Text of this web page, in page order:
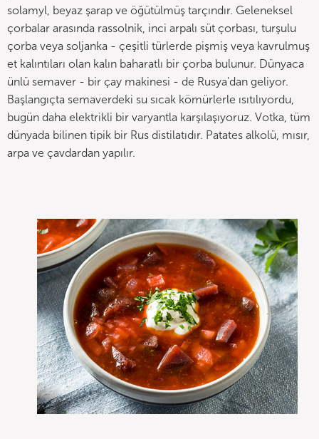
solamyl, beyaz şarap ve öğütülmüş tarçındır. Geleneksel
çorbalar arasında rassolnik, inci arpalı süt çorbası, turşulu
çorba veya soljanka - çeşitli türlerde pişmiş veya kavrulmuş
et kalıntıları olan kalın baharatlı bir çorba bulunur. Dünyaca
ünlü semaver - bir çay makinesi - de Rusya'dan geliyor.
Başlangıçta semaverdeki su sıcak kömürlerle ısıtılıyordu,
bugün daha elektrikli bir varyantla karşılaşıyoruz. Votka, tüm
dünyada bilinen tipik bir Rus distilatıdır. Patates alkolü, mısır,
arpa ve çavdardan yapılır.